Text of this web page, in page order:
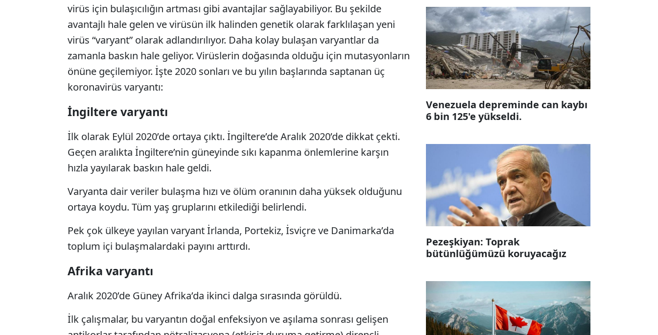
virüs için bulaşıcılığın artması gibi avantajlar sağlayabiliyor. Bu şekilde
avantajlı hale gelen ve virüsün ilk halinden genetik olarak farklılaşan yeni
virüs “varyant” olarak adlandırılıyor. Daha kolay bulaşan varyantlar da
zamanla baskın hale geliyor. Virüslerin doğasında olduğu için mutasyonların
önüne geçilemiyor. İşte 2020 sonları ve bu yılın başlarında saptanan üç
koronavirüs varyantı:
İngiltere varyantı
İlk olarak Eylül 2020’de ortaya çıktı. İngiltere’de Aralık 2020’de dikkat çekti.
Geçen aralıkta İngiltere’nin güneyinde sıkı kapanma önlemlerine karşın
hızla yayılarak baskın hale geldi.
Varyanta dair veriler bulaşma hızı ve ölüm oranının daha yüksek olduğunu
ortaya koydu. Tüm yaş gruplarını etkilediği belirlendi.
Pek çok ülkeye yayılan varyant İrlanda, Portekiz, İsviçre ve Danimarka’da
toplum içi bulaşmalardaki payını arttırdı.
Afrika varyantı
Aralık 2020’de Güney Afrika’da ikinci dalga sırasında görüldü.
İlk çalışmalar, bu varyantın doğal enfeksiyon ve aşılama sonrası gelişen
Venezuela depreminde can kaybı
6 bin 125'e yükseldi.
Pezeşkiyan: Toprak
bütünlüğümüzü koruyacağız